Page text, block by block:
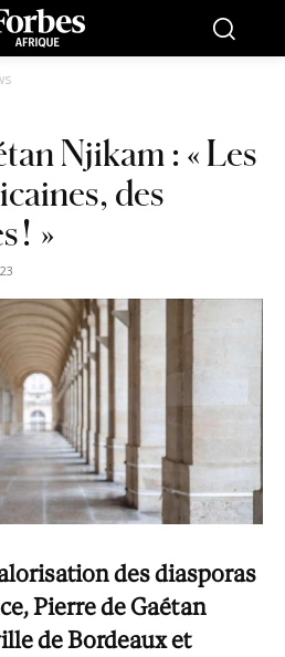
Njikam : « Les
des
! »
des diasporas
Pierre de Gaétan
de Bordeaux et